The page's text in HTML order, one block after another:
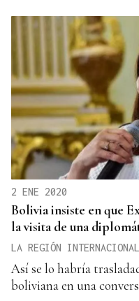
2 ENE 2020
Bolivia insiste en que
la visita de una
LA REGIÓN INTERNACIONAL
Así se lo habría
boliviana en una